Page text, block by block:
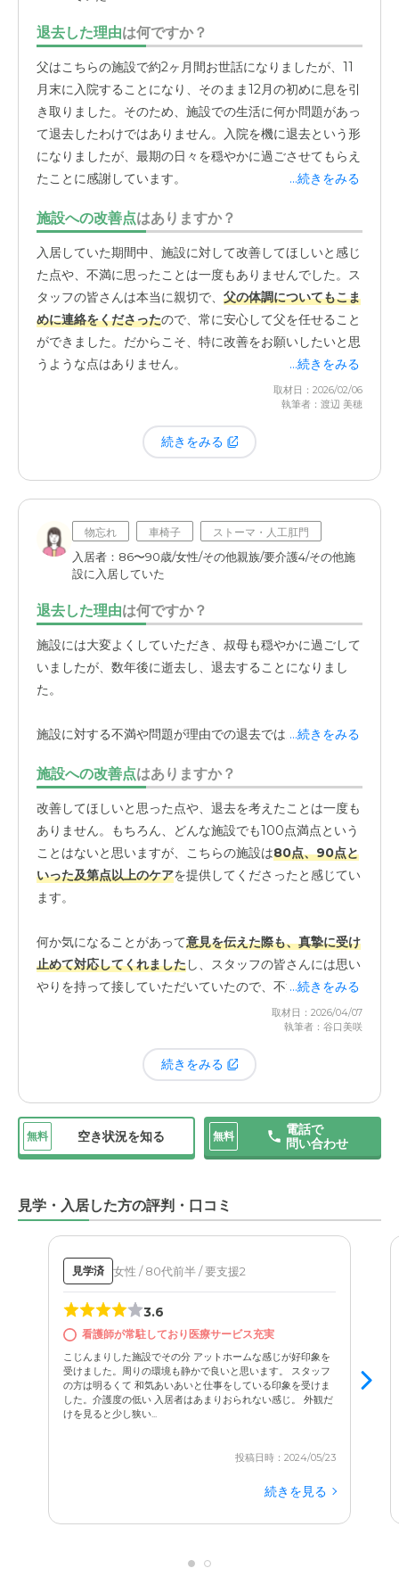
退去した理由は何ですか？
父はこちらの施設で約2ヶ月間お世話になりましたが、11
月末に入院することになり、そのまま12月の初めに息を引
き取りました。そのため、施設での生活に何か問題があっ
て退去したわけではありません。入院を機に退去という形
になりましたが、最期の日々を穏やかに過ごさせてもらえ
たことに感謝しています。
...続きをみる
施設への改善点はありますか？
入居していた期間中、施設に対して改善してほしいと感じ
た点や、不満に思ったことは一度もありませんでした。ス
タッフの皆さんは本当に親切で、 父の体調についてもこま
めに連絡をくださったので、常に安心して父を任せること
ができました。だからこそ、特に改善をお願いしたいと思
うような点はありません。
...続きをみる
取材日：2026/02/06
執筆者：渡辺 美穂
続きをみる
物忘れ 車椅子 ストーマ・人工肛門
入居者：86〜90歳/女性/その他親族/要介護4/その他施
設に入居していた
退去した理由は何ですか？
施設には大変よくしていただき、叔母も穏やかに過ごして
いましたが、数年後に逝去し、退去することになりまし
た。
施設に対する不満や問題が理由での退去ではありません。
...続きをみる
施設への改善点はありますか？
改善してほしいと思った点や、退去を考えたことは一度も
ありません。もちろん、どんな施設でも100点満点という
ことはないと思いますが、こちらの施設は80点、90点と
いった及第点以上のケアを提供してくださったと感じてい
ます。
何か気になることがあって意見を伝えた際も、真摯に受け
止めて対応してくれましたし、スタッフの皆さんには思い
やりを持って接していただいていたので、不満を感じるこ
とはありませんでした。私たち家族としては、ただただ感
...続きをみる
取材日：2026/04/07
執筆者：谷口美咲
続きをみる
無料 空き状況を知る 無料
電話で
問い合わせ
見学・入居した方の評判・口コミ
見学済 女性 / 80代前半 / 要支援2
3.6
看護師が常駐しており医療サービス充実
こじんまりした施設でその分 アットホームな感じが好印象を
受けました。周りの環境も静かで良いと思います。 スタッフ
の方は明るくて 和気あいあいと仕事をしている印象を受けま
した。介護度の低い 入居者はあまりおられない感じ。 外観だ
けを見ると少し狭い...
投稿日時：2024/05/23
続きを見る